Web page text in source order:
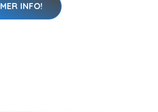
MER INFO!